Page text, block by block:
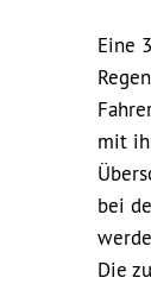
Eine
mit
bei
Die